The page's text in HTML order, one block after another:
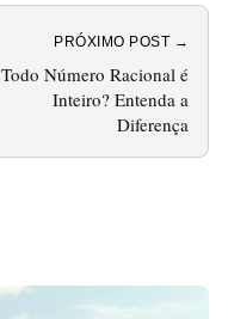
PRÓXIMO POST →
Todo Número Racional é
Inteiro? Entenda a
Diferença